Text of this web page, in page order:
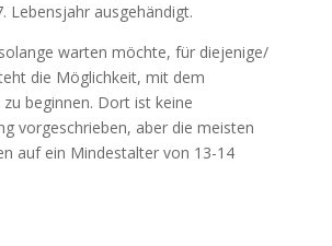
Lebensjahr ausgehändigt.
warten möchte, für diejenige/
die Möglichkeit, mit dem
zu beginnen. Dort ist keine
vorgeschrieben, aber die meisten
auf ein Mindestalter von 13-14